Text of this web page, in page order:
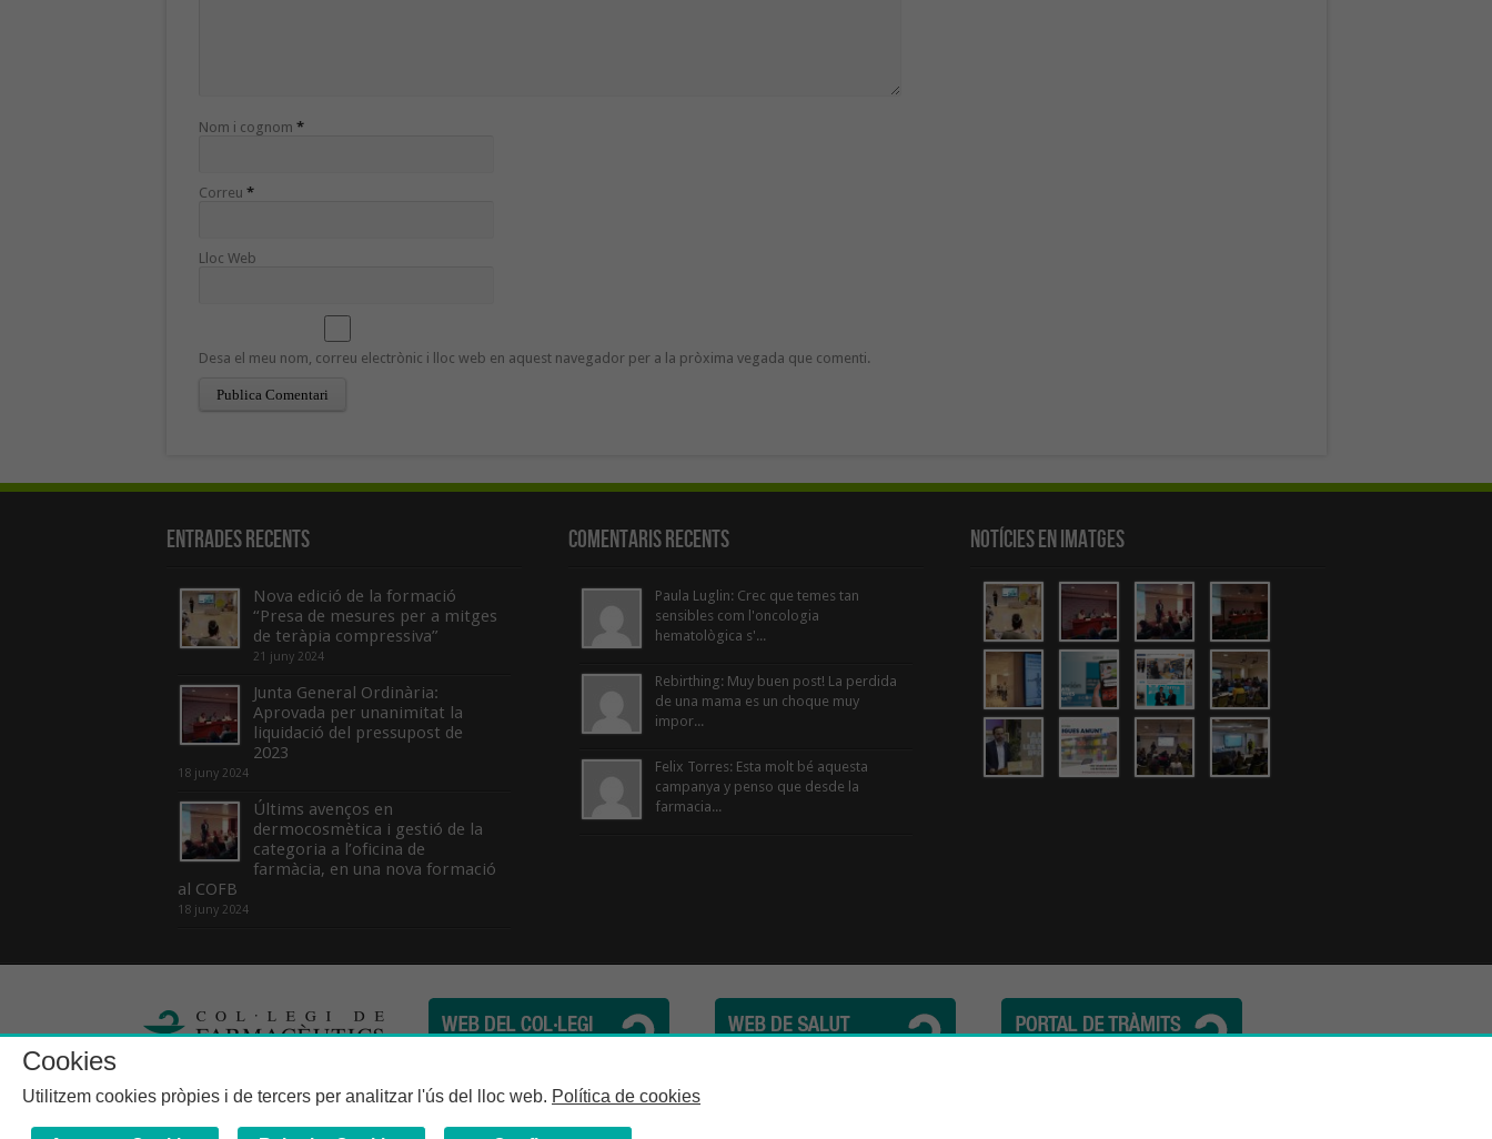
Nom i cognom *
Correu *
Lloc Web
Desa el meu nom, correu electrònic i lloc web en aquest navegador per a la pròxima vegada que comenti.
Entrades recents
Nova edició de la formació
“Presa de mesures per a mitges
de teràpia compressiva”
21 juny 2024
Junta General Ordinària:
Aprovada per unanimitat la
liquidació del pressupost de
2023
18 juny 2024
Últims avenços en
dermocosmètica i gestió de la
categoria a l’oficina de
farmàcia, en una nova formació
al COFB
18 juny 2024
Comentaris Recents
Paula Luglin: Crec que temes tan
sensibles com l'oncologia
hematològica s'...
Rebirthing: Muy buen post! La perdida
de una mama es un choque muy
impor...
Felix Torres: Esta molt bé aquesta
campanya y penso que desde la
farmacia...
Notícies en Imatges
Col·legi de Farmacèutics de la Província de Barcelona | C. Girona, n° 64-66 - 08009 Barcelona | Tel. (34) 932 44 07 10
Cookies
Utilitzem cookies pròpies i de tercers per analitzar l'ús del lloc web. Política de cookies